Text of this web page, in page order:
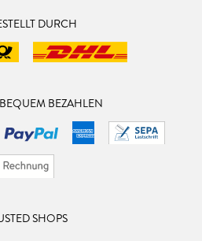
DURCH
BEZAHLEN
SHOPS